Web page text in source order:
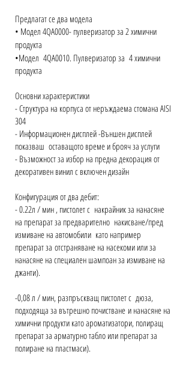
Предлагат се два модела
• Модел 4QA0000- пулверизатор за 2 химични
продукта
•Модел 4QA0010. Пулверизатор за 4 химични
продукта
Основни характеристики
- Структура на корпуса от неръждаема стомана AISI
304
- Информационен дисплей -Външен дисплей
показваш оставащото време и брояч за услуги
- Възможност за избор на предна декорация от
декоративен винил с включен дизайн
Конфигурация от два дебит:
- 0.22л / мин , пистолет с накрайник за нанасяне
на препарат за предварително накисване/пред
измиване на автомобили като например
препарат за отстраняване на насекоми или за
нанасяне на специален шампоан за измиване на
джанти).
-0,08 л / мин, разпръскващ пистолет с дюза,
подходяща за вътрешно почистване и нанасяне на
химични продукти като ароматизатори, полиращ
препарат за арматурно табло или препарат за
полиране на пластмаси).